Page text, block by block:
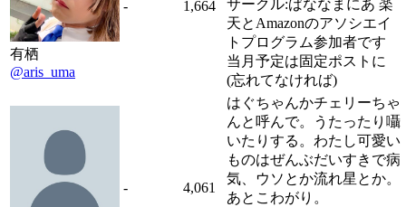
有栖
@aris_uma
- 1,664
サークル:ばななまにあ 楽
天とAmazonのアソシエイ
トプログラム参加者です
当月予定は固定ポストに
(忘れてなければ)
- 4,061
はぐちゃんかチェリーちゃ
んと呼んで。うたったり囁
いたりする。わたし可愛い
ものはぜんぶだいすきで病
気、ウソとか流れ星とか。
あとこわがり。